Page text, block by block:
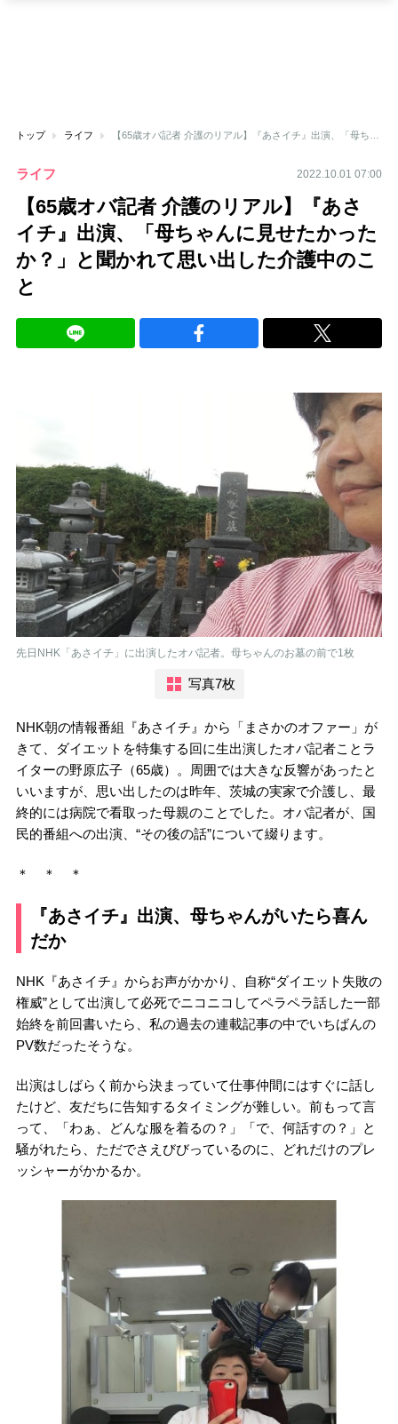
トップ ライフ
ライフ 2022.10.01 07:00
【65歳オバ記者 介護のリアル】『あさ
イチ』出演、「母ちゃんに見せたかった
か？」と聞かれて思い出した介護中のこ
と
先日NHK「あさイチ」に出演したオバ記者。母ちゃんのお墓の前で1枚
写真7枚
NHK朝の情報番組『あさイチ』から「まさかのオファー」が
きて、ダイエットを特集する回に生出演したオバ記者ことラ
イターの野原広子（65歳）。周囲では大きな反響があったと
いいますが、思い出したのは昨年、茨城の実家で介護し、最
終的には病院で看取った母親のことでした。オバ記者が、国
民的番組への出演、“その後の話”について綴ります。
＊ ＊ ＊
『あさイチ』出演、母ちゃんがいたら喜ん
だか
NHK『あさイチ』からお声がかかり、自称“ダイエット失敗の
権威”として出演して必死でニコニコしてペラペラ話した一部
始終を前回書いたら、私の過去の連載記事の中でいちばんの
PV数だったそうな。
出演はしばらく前から決まっていて仕事仲間にはすぐに話し
たけど、友だちに告知するタイミングが難しい。前もって言
って、「わぁ、どんな服を着るの？」「で、何話すの？」と
騒がれたら、ただでさえびびっているのに、どれだけのプレ
ッシャーがかかるか。